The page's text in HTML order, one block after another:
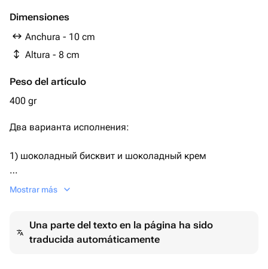
Dimensiones
Anchura - 10 cm
Altura - 8 cm
Peso del artículo
400 gr
Два варианта исполнения:
1) шоколадный бисквит и шоколадный крем
2) ванильный бисквит, ванильный крем.
Необходимый Вариант можно указать комментарием
Mostrar más
Una parte del texto en la página ha sido
traducida automáticamente